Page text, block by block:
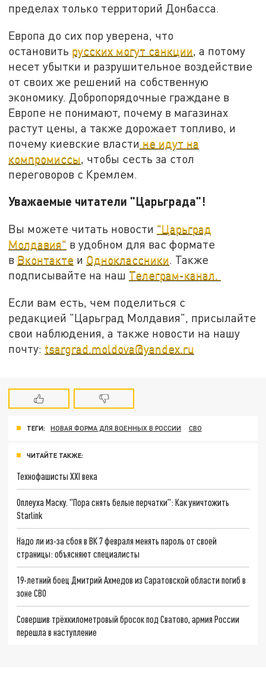
пределах только территорий Донбасса.
Европа до сих пор уверена, что
остановить русских могут санкции , а потому
несет убытки и разрушительное воздействие
от своих же решений на собственную
экономику. Добропорядочные граждане в
Европе не понимают, почему в магазинах
растут цены, а также дорожает топливо, и
почему киевские власти не идут на
компромиссы , чтобы сесть за стол
переговоров с Кремлем.
Уважаемые читатели "Царьграда"!
Вы можете читать новости "Царьград
Молдавия" в удобном для вас формате
в Вконтакте и Одноклассники. Также
подписывайте на наш Телеграм-канал.
Если вам есть, чем поделиться с
редакцией "Царьград Молдавия", присылайте
свои наблюдения, а также новости на нашу
почту: tsargrad.moldova@yandex.ru
ТЕГИ: НОВАЯ ФОРМА ДЛЯ ВОЕННЫХ В РОССИИ СВО
ЧИТАЙТЕ ТАКЖЕ:
Технофашисты XXI века
Оплеуха Маску. "Пора снять белые перчатки": Как уничтожить
Starlink
Надо ли из-за сбоя в ВК 7 февраля менять пароль от своей
страницы: объясняют специалисты
19-летний боец Дмитрий Ахмедов из Саратовской области погиб в
зоне СВО
Совершив трёхкилометровый бросок под Сватово, армия России
перешла в наступление